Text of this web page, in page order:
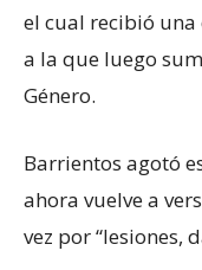
el cual recibió una
a la que luego
Género.
Barrientos agotó
ahora vuelve a
vez por “lesiones,